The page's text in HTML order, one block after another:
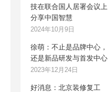
技在联合国人居署会议上
分享中国智慧
2024年10月9日
徐萌：不止是品牌中心，
还是新品研发与首发中心
2023年12月24日
好消息：北京装修复工